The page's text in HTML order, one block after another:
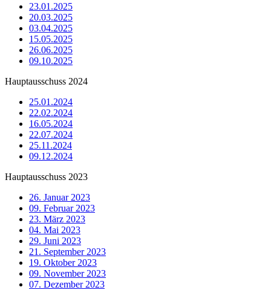
23.01.2025
20.03.2025
03.04.2025
15.05.2025
26.06.2025
09.10.2025
Hauptausschuss 2024
25.01.2024
22.02.2024
16.05.2024
22.07.2024
25.11.2024
09.12.2024
Hauptausschuss 2023
26. Januar 2023
09. Februar 2023
23. März 2023
04. Mai 2023
29. Juni 2023
21. September 2023
19. Oktober 2023
09. November 2023
07. Dezember 2023